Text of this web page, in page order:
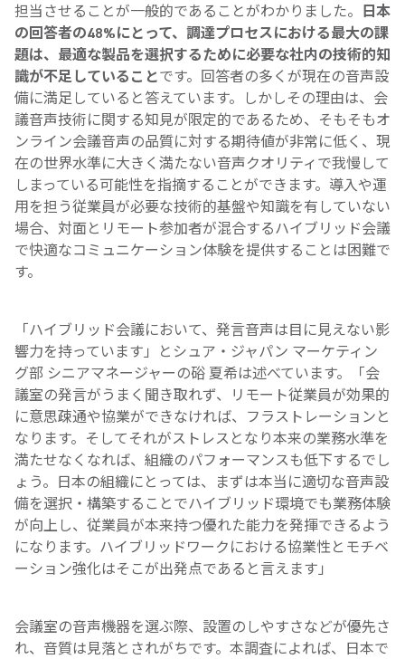
担当させることが一般的であることがわかりました。
日本
の回答者の48%にとって、調達プロセスにおける最大の課
題は、最適な製品を選択するために必要な社内の技術的知
識が不足していることです。回答者の多くが現在の音声設
備に満足していると答えています。しかしその理由は、会
議音声技術に関する知見が限定的であるため、そもそもオ
ンライン会議音声の品質に対する期待値が非常に低く、現
在の世界水準に大きく満たない音声クオリティで我慢して
しまっている可能性を指摘することができます。導入や運
用を担う従業員が必要な技術的基盤や知識を有していない
場合、対面とリモート参加者が混合するハイブリッド会議
で快適なコミュニケーション体験を提供することは困難で
す。
「ハイブリッド会議において、発言音声は目に見えない影
響力を持っています」とシュア・ジャパン マーケティン
グ部 シニアマネージャーの硲 夏希は述べています。「会
議室の発言がうまく聞き取れず、リモート従業員が効果的
に意思疎通や協業ができなければ、フラストレーションと
なります。そしてそれがストレスとなり本来の業務水準を
満たせなくなれば、組織のパフォーマンスも低下するでし
ょう。日本の組織にとっては、まずは本当に適切な音声設
備を選択・構築することでハイブリッド環境でも業務体験
が向上し、従業員が本来持つ優れた能力を発揮できるよう
になります。ハイブリッドワークにおける協業性とモチベ
ーション強化はそこが出発点であると言えます」
会議室の音声機器を選ぶ際、設置のしやすさなどが優先さ
れ、音質は見落とされがちです。本調査によれば、日本で